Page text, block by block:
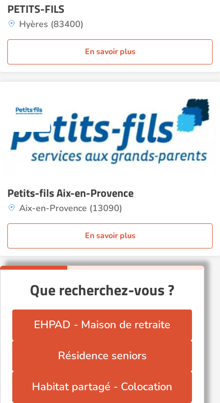
PETITS-FILS
Hyères (83400)
En savoir plus
Petits-fils Aix-en-Provence
Aix-en-Provence (13090)
En savoir plus
Que recherchez-vous ?
EHPAD - Maison de retraite
Résidence seniors
Habitat partagé - Colocation